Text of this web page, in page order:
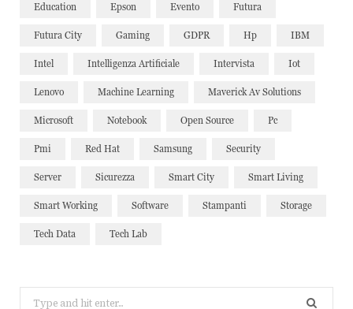
Education Epson Evento Futura
Futura City Gaming GDPR Hp IBM
Intel Intelligenza Artificiale Intervista Iot
Lenovo Machine Learning Maverick Av Solutions
Microsoft Notebook Open Source Pc
Pmi Red Hat Samsung Security
Server Sicurezza Smart City Smart Living
Smart Working Software Stampanti Storage
Tech Data Tech Lab